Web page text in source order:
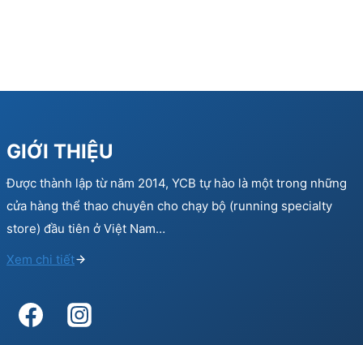
GIỚI THIỆU
Được thành lập từ năm 2014, YCB tự hào là một trong những
cửa hàng thể thao chuyên cho chạy bộ (running specialty
store) đầu tiên ở Việt Nam…
Xem chi tiết